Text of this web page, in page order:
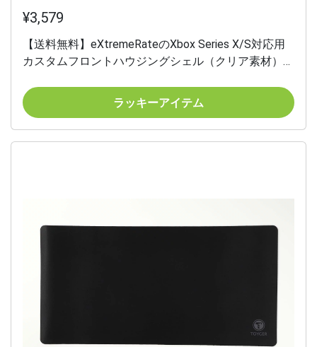
¥3,579
【送料無料】eXtremeRateのXbox Series X/S対応用
カスタムフロントハウジングシェル（クリア素材）、
チカバーフェースプレート、コントローラーは含まれ
ていません【グラデーションクリアグリーンブルー】
ラッキーアイテム